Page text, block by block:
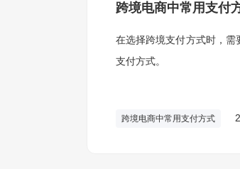
跨境电商中常用支付
在选择跨境支付方式时，
支付方式。
跨境电商中常用支付方式